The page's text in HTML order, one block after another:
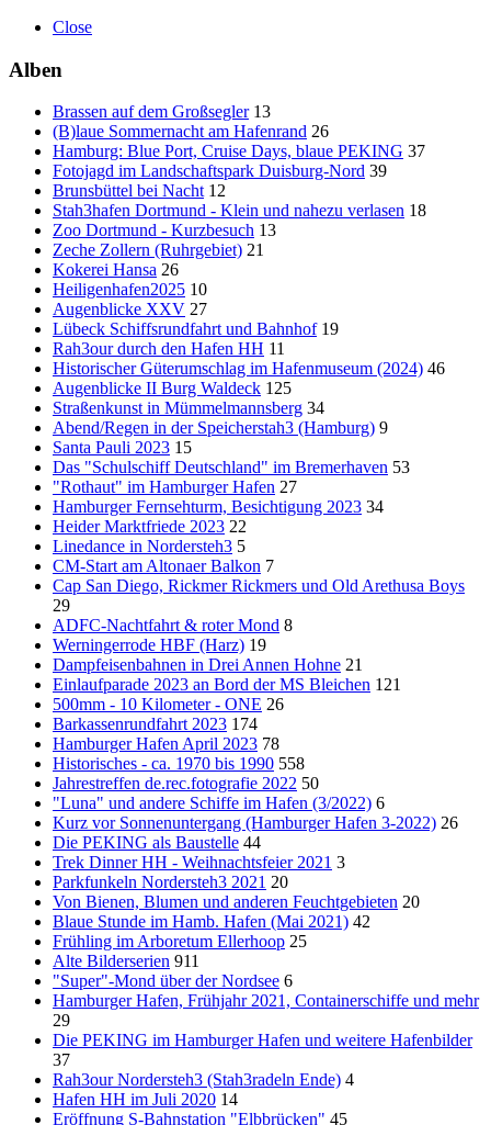
Close
Alben
Brassen auf dem Großsegler 13
(B)laue Sommernacht am Hafenrand 26
Hamburg: Blue Port, Cruise Days, blaue PEKING 37
Fotojagd im Landschaftspark Duisburg-Nord 39
Brunsbüttel bei Nacht 12
Stah3hafen Dortmund - Klein und nahezu verlasen 18
Zoo Dortmund - Kurzbesuch 13
Zeche Zollern (Ruhrgebiet) 21
Kokerei Hansa 26
Heiligenhafen2025 10
Augenblicke XXV 27
Lübeck Schiffsrundfahrt und Bahnhof 19
Rah3our durch den Hafen HH 11
Historischer Güterumschlag im Hafenmuseum (2024) 46
Augenblicke II Burg Waldeck 125
Straßenkunst in Mümmelmannsberg 34
Abend/Regen in der Speicherstah3 (Hamburg) 9
Santa Pauli 2023 15
Das "Schulschiff Deutschland" im Bremerhaven 53
"Rothaut" im Hamburger Hafen 27
Hamburger Fernsehturm, Besichtigung 2023 34
Heider Marktfriede 2023 22
Linedance in Nordersteh3 5
CM-Start am Altonaer Balkon 7
Cap San Diego, Rickmer Rickmers und Old Arethusa Boys
29
ADFC-Nachtfahrt & roter Mond 8
Werningerrode HBF (Harz) 19
Dampfeisenbahnen in Drei Annen Hohne 21
Einlaufparade 2023 an Bord der MS Bleichen 121
500mm - 10 Kilometer - ONE 26
Barkassenrundfahrt 2023 174
Hamburger Hafen April 2023 78
Historisches - ca. 1970 bis 1990 558
Jahrestreffen de.rec.fotografie 2022 50
"Luna" und andere Schiffe im Hafen (3/2022) 6
Kurz vor Sonnenuntergang (Hamburger Hafen 3-2022) 26
Die PEKING als Baustelle 44
Trek Dinner HH - Weihnachtsfeier 2021 3
Parkfunkeln Nordersteh3 2021 20
Von Bienen, Blumen und anderen Feuchtgebieten 20
Blaue Stunde im Hamb. Hafen (Mai 2021) 42
Frühling im Arboretum Ellerhoop 25
Alte Bilderserien 911
"Super"-Mond über der Nordsee 6
Hamburger Hafen, Frühjahr 2021, Containerschiffe und mehr
29
Die PEKING im Hamburger Hafen und weitere Hafenbilder
37
Rah3our Nordersteh3 (Stah3radeln Ende) 4
Hafen HH im Juli 2020 14
Eröffnung S-Bahnstation "Elbbrücken" 45